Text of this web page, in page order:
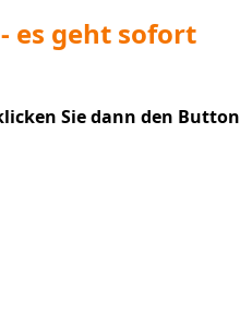
es geht sofort
Sie dann den Button